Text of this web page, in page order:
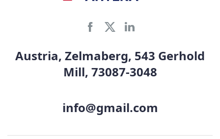
Austria, Zelmaberg, 543 Gerhold
Mill, 73087-3048
info@gmail.com